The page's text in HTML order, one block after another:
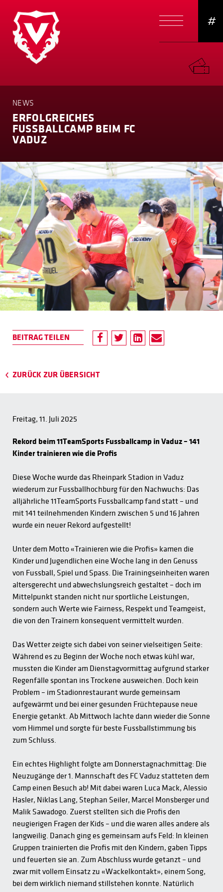
#
NEWS
ERFOLG­REICHES
FUSSBALLCAMP BEIM FC
VADUZ
ZURÜCK ZUR ÜBERSICHT
Freitag, 11. Juli 2025
Rekord beim 11TeamSports Fussballcamp in Vaduz – 141
Kinder trainieren wie die Profis
Diese Woche wurde das Rheinpark Stadion in Vaduz
wiederum zur Fussballhochburg für den Nachwuchs: Das
alljährliche 11TeamSports Fussballcamp fand statt – und
mit 141 teilnehmenden Kindern zwischen 5 und 16 Jahren
wurde ein neuer Rekord aufgestellt!
Unter dem Motto «Trainieren wie die Profis» kamen die
Kinder und Jugendlichen eine Woche lang in den Genuss
von Fussball, Spiel und Spass. Die Trainingseinheiten waren
altersgerecht und abwechslungsreich gestaltet – doch im
Mittelpunkt standen nicht nur sportliche Leistungen,
sondern auch Werte wie Fairness, Respekt und Teamgeist,
die von den Trainern konsequent vermittelt wurden.
Das Wetter zeigte sich dabei von seiner vielseitigen Seite:
Während es zu Beginn der Woche noch etwas kühl war,
mussten die Kinder am Dienstagvormittag aufgrund starker
Regenfälle spontan ins Trockene ausweichen. Doch kein
Problem – im Stadionrestaurant wurde gemeinsam
aufgewärmt und bei einer gesunden Früchtepause neue
Energie getankt. Ab Mittwoch lachte dann wieder die Sonne
vom Himmel und sorgte für beste Fussballstimmung bis
zum Schluss.
Ein echtes Highlight folgte am Donnerstagnachmittag: Die
Neuzugänge der 1. Mannschaft des FC Vaduz statteten dem
Camp einen Besuch ab! Mit dabei waren Luca Mack, Alessio
Hasler, Niklas Lang, Stephan Seiler, Marcel Monsberger und
Malik Sawadogo. Zuerst stellten sich die Profis den
neugierigen Fragen der Kids – und die waren alles andere als
langweilig. Danach ging es gemeinsam aufs Feld: In kleinen
Gruppen trainierten die Profis mit den Kindern, gaben Tipps
und feuerten sie an. Zum Abschluss wurde getanzt – und
zwar mit vollem Einsatz zu «Wackelkontakt», einem Song,
bei dem wirklich niemand stillstehen konnte. Natürlich